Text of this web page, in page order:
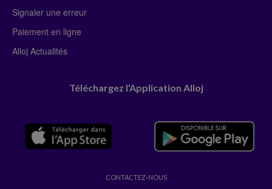
Signaler une erreur
Paiement en ligne
Alloj Actualités
Téléchargez l'Application Alloj
CONTACTEZ-NOUS